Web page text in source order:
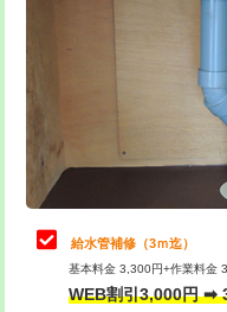
管・ポリ管・HT管使用/3
排水管工事（土の掘削・
排水管工事（排水管工事/
排水管工事（追加 排水
マス交換（土の掘削・埋
マス交換（深さ50㎝未満
止水・漏水調査・防水処
理・調整・分解・加工な
止水・漏水調査・防水処
理・調整・分解・加工な
止水・漏水調査・防水処
理・調整・分解・加工な
給水管補修（3ｍ迄）
基本料金 3,300円+作業料金
WEB割引3,000円 ➡